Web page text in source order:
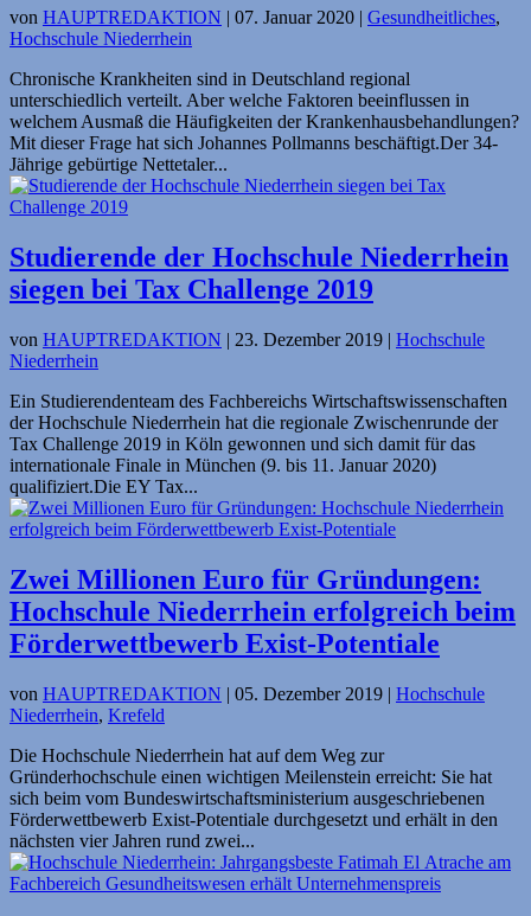
von HAUPTREDAKTION | 07. Januar 2020 | Gesundheitliches,
Hochschule Niederrhein
Chronische Krankheiten sind in Deutschland regional
unterschiedlich verteilt. Aber welche Faktoren beeinflussen in
welchem Ausmaß die Häufigkeiten der Krankenhausbehandlungen?
Mit dieser Frage hat sich Johannes Pollmanns beschäftigt.Der 34-
Jährige gebürtige Nettetaler...
Studierende der Hochschule Niederrhein
siegen bei Tax Challenge 2019
von HAUPTREDAKTION | 23. Dezember 2019 | Hochschule
Niederrhein
Ein Studierendenteam des Fachbereichs Wirtschaftswissenschaften
der Hochschule Niederrhein hat die regionale Zwischenrunde der
Tax Challenge 2019 in Köln gewonnen und sich damit für das
internationale Finale in München (9. bis 11. Januar 2020)
qualifiziert.Die EY Tax...
Zwei Millionen Euro für Gründungen:
Hochschule Niederrhein erfolgreich beim
Förderwettbewerb Exist-Potentiale
von HAUPTREDAKTION | 05. Dezember 2019 | Hochschule
Niederrhein, Krefeld
Die Hochschule Niederrhein hat auf dem Weg zur
Gründerhochschule einen wichtigen Meilenstein erreicht: Sie hat
sich beim vom Bundeswirtschaftsministerium ausgeschriebenen
Förderwettbewerb Exist-Potentiale durchgesetzt und erhält in den
nächsten vier Jahren rund zwei...